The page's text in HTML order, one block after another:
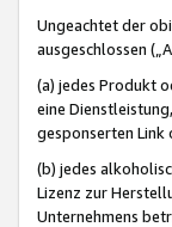
Ungeachtet der
ausgeschlossen
(a) jedes Produkt
eine
gesponserten Link
(b) jedes
Lizenz zur
Unternehmens